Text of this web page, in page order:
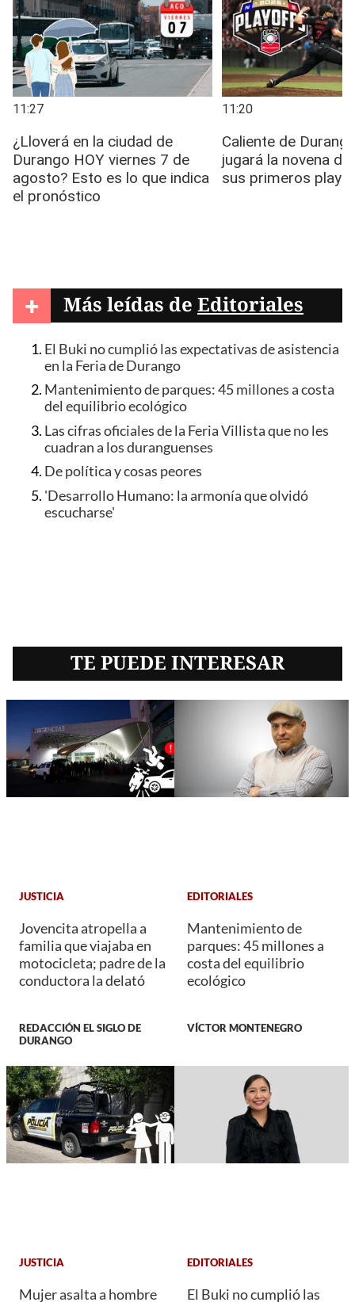
+ Más leídas de Editoriales
El Buki no cumplió las expectativas de asistencia
en la Feria de Durango
Mantenimiento de parques: 45 millones a costa
del equilibrio ecológico
Las cifras oficiales de la Feria Villista que no les
cuadran a los duranguenses
De política y cosas peores
'Desarrollo Humano: la armonía que olvidó
escucharse'
TE PUEDE INTERESAR
JUSTICIA
Jovencita atropella a
familia que viajaba en
motocicleta; padre de la
conductora la delató
REDACCIÓN EL SIGLO DE
DURANGO
EDITORIALES
Mantenimiento de
parques: 45 millones a
costa del equilibrio
ecológico
VÍCTOR MONTENEGRO
JUSTICIA
Mujer asalta a hombre
EDITORIALES
El Buki no cumplió las